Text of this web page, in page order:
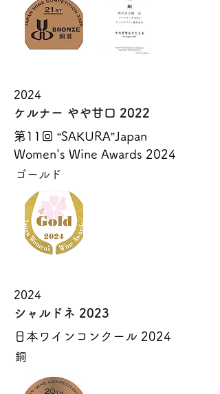
2024
ケルナー やや甘口 2022
第11回 “SAKURA”Japan
Women's Wine Awards 2024
ゴールド
2024
シャルドネ 2023
日本ワインコンクール 2024
銅